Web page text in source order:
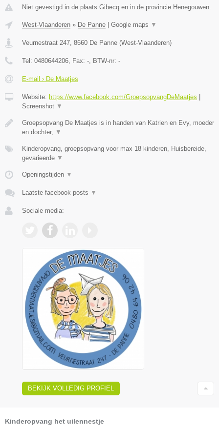
Niet gevestigd in de plaats Gibecq en in de provincie Henegouwen.
West-Vlaanderen » De Panne Google maps ▼
Veurnestraat 247, 8660 De Panne (West-Vlaanderen)
Tel: 0480644206, Fax: -, BTW-nr: -
E-mail › De Maatjes
Website: https://www.facebook.com/GroepsopvangDeMaatjes
Screenshot ▼
Groepsopvang De Maatjes is in handen van Katrien en Evy, moeder
en dochter, ▼
Kinderopvang, groepsopvang voor max 18 kinderen, Huisbereide,
gevarieerde ▼
Openingstijden ▼
Laatste facebook posts ▼
Sociale media:
BEKIJK VOLLEDIG PROFIEL
Kinderopvang het uilennestje